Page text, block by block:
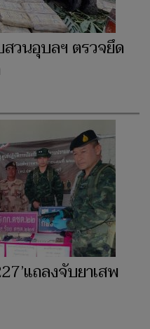
สวนอุบลฯ ตรวจยึด
แถลงจับยาเสพ